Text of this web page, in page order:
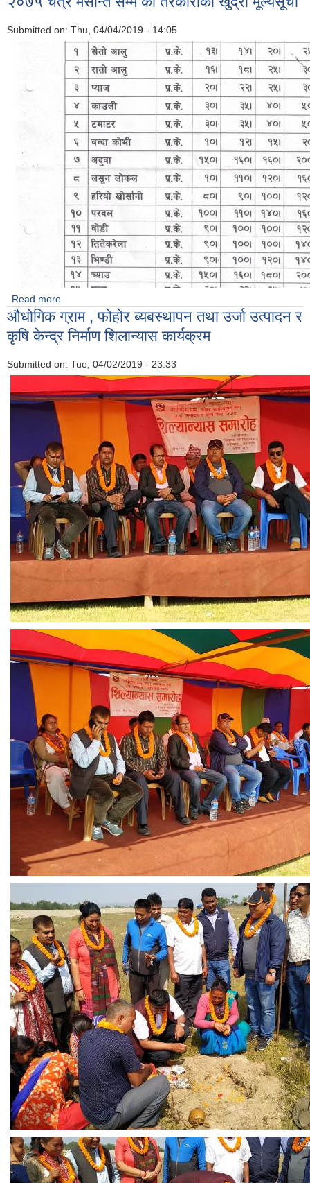
Submitted on: Thu, 04/04/2019 - 14:05
Read more
औधोगिक ग्राम , फोहोर ब्यबस्थापन तथा उर्जा उत्पादन र
कृषि केन्द्र निर्माण शिलान्यास कार्यक्रम
Submitted on: Tue, 04/02/2019 - 23:33